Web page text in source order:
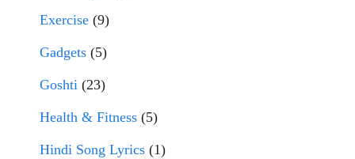
Exercise (9)
Gadgets (5)
Goshti (23)
Health & Fitness (5)
Hindi Song Lyrics (1)